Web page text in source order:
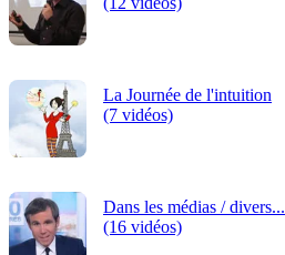
La Journée de l'intuition
(7 vidéos)
Dans les médias / divers...
(16 vidéos)